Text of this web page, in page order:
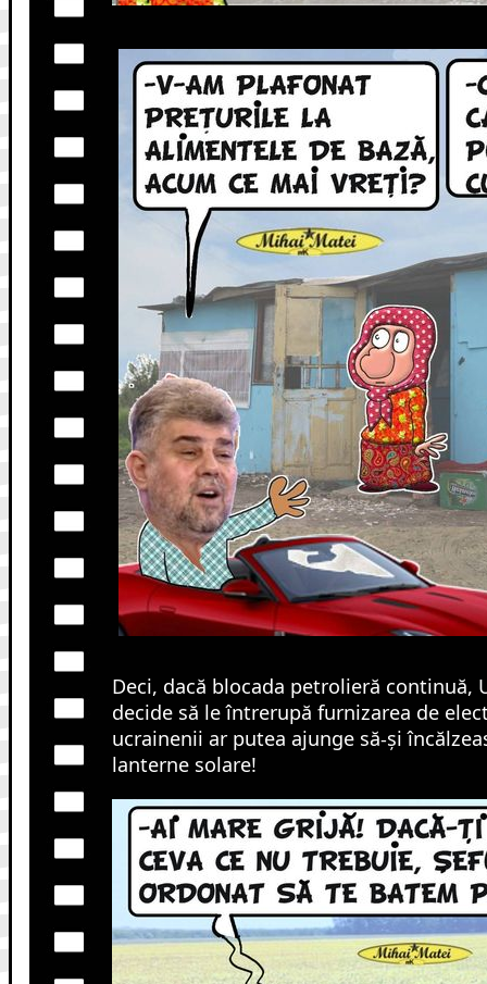
Deci, dacă blocada petrolieră continuă,
decide să le întrerupă furnizarea de
ucrainenii ar putea ajunge să-și
lanterne solare!